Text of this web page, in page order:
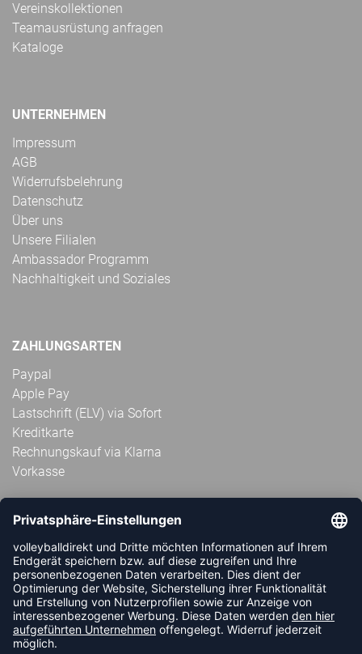
Vereinskollektionen
Teamausrüstung anfragen
Kataloge
UNTERNEHMEN
Impressum
AGB
Widerrufsbelehrung
Datenschutz
Über uns
Unsere Filialen
Ambassador Programm
Nachhaltigkeit und Soziales
ZAHLUNGSARTEN
Paypal
Apple Pay
Lastschrift (ELV) via Sofort
Kreditkarte
Rechnungskauf via Klarna
Vorkasse
ABONNIERE JETZT DEN KOSTENLOSEN
VOLLEYBALLDIREKT-NEWSLETTER UND VERPASSE KEINE
NEUIGKEIT ODER AKTION MEHR.
JETZT ANMELDEN